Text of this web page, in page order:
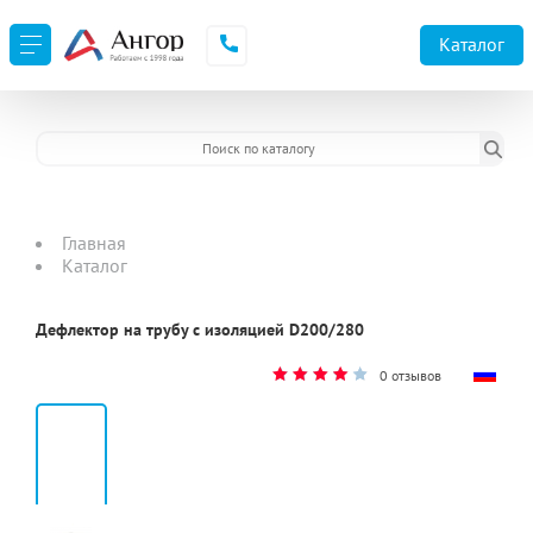
Каталог
Главная
Каталог
Дефлектор на трубу с изоляцией D200/280
0 отзывов